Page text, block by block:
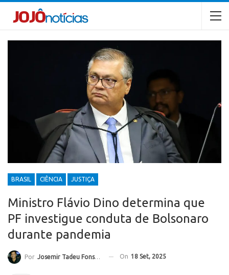
BRASIL CIÊNCIA JUSTIÇA
Ministro Flávio Dino determina que
PF investigue conduta de Bolsonaro
durante pandemia
Por Josemir Tadeu Fonseca On 18 Set, 2025